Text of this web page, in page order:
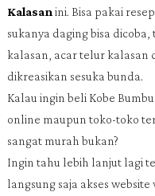
Kalasan ini. Bisa pakai
sukanya daging bisa
kalasan, acar telur kalasan
dikreasikan sesuka bunda.
Kalau ingin beli Kobe
online maupun toko-toko
sangat murah bukan?
Ingin tahu lebih lanjut lagi
langsung saja akses website